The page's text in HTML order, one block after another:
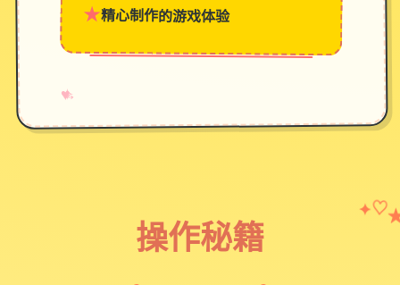
★精心制作的游戏体验
♥
✧
→
操作秘籍
✦♡